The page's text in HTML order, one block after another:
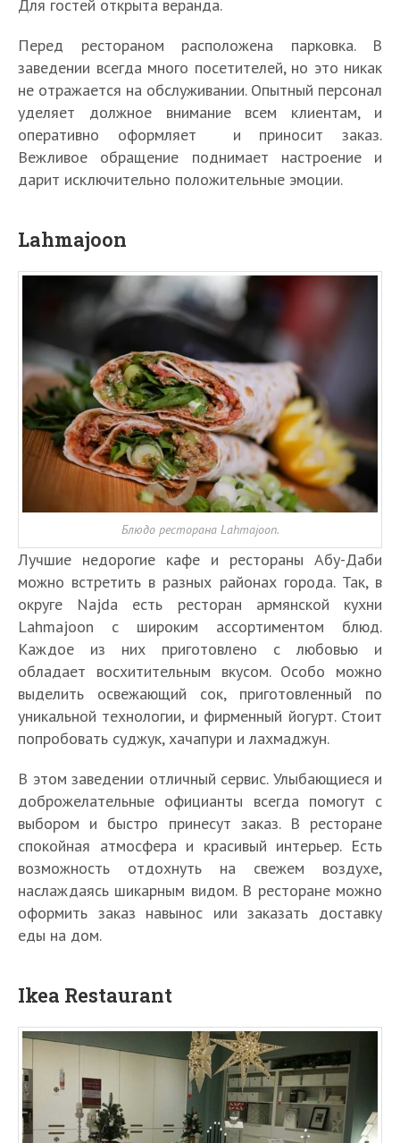
Для гостей открыта веранда.
Перед рестораном расположена парковка. В
заведении всегда много посетителей, но это никак
не отражается на обслуживании. Опытный персонал
уделяет должное внимание всем клиентам, и
оперативно оформляет и приносит заказ.
Вежливое обращение поднимает настроение и
дарит исключительно положительные эмоции.
Lahmajoon
Блюдо ресторана Lahmajoon.
Лучшие недорогие кафе и рестораны Абу-Даби
можно встретить в разных районах города. Так, в
округе Najda есть ресторан армянской кухни
Lahmajoon с широким ассортиментом блюд.
Каждое из них приготовлено с любовью и
обладает восхитительным вкусом. Особо можно
выделить освежающий сок, приготовленный по
уникальной технологии, и фирменный йогурт. Стоит
попробовать суджук, хачапури и лахмаджун.
В этом заведении отличный сервис. Улыбающиеся и
доброжелательные официанты всегда помогут с
выбором и быстро принесут заказ. В ресторане
спокойная атмосфера и красивый интерьер. Есть
возможность отдохнуть на свежем воздухе,
наслаждаясь шикарным видом. В ресторане можно
оформить заказ навынос или заказать доставку
еды на дом.
Ikea Restaurant